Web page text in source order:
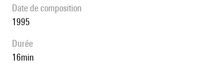
date de composition
1995
durée
16min